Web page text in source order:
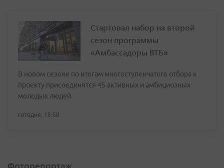
Стартовал набор на второй
сезон программы
«Амбассадоры ВТБ»
В новом сезоне по итогам многоступенчатого отбора к
проекту присоединятся 45 активных и амбициозных
молодых людей
сегодня, 15:50